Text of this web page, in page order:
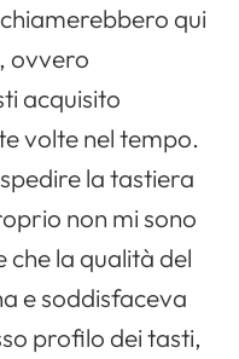
qui
ovvero
acquisito
volte nel tempo.
la tastiera
non mi sono
che la qualità del
e soddisfaceva
profilo dei tasti,